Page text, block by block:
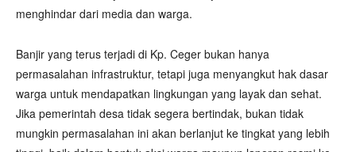
menghindar dari media dan warga.
Banjir yang terus terjadi di Kp. Ceger bukan hanya
permasalahan infrastruktur, tetapi juga menyangkut hak dasar
warga untuk mendapatkan lingkungan yang layak dan sehat.
Jika pemerintah desa tidak segera bertindak, bukan tidak
mungkin permasalahan ini akan berlanjut ke tingkat yang lebih